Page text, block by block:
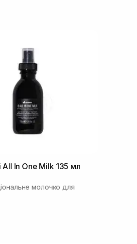
All In One Milk 135 мл
молочко для